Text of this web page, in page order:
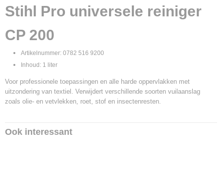
Productcode leverancier
0782 516 9200
Stihl Pro universele reiniger
CP 200
Artikelnummer: 0782 516 9200
Inhoud: 1 liter
Voor professionele toepassingen en alle harde oppervlakken met
uitzondering van textiel. Verwijdert verschillende soorten vuilaanslag
zoals olie- en vetvlekken, roet, stof en insectenresten.
Ook interessant